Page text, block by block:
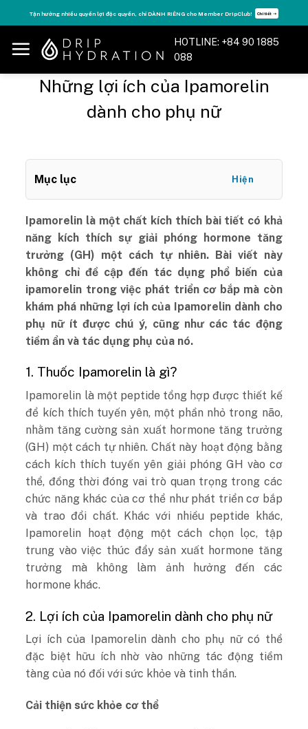
to
content
Tăng năng lượng - sống đỉnh cao với thẻ Vitamin Drip Membership. Xem ngay ➝
HOTLINE: +84 90 1885
088
Những lợi ích của Ipamorelin
dành cho phụ nữ
Mục lục Hiện
Ipamorelin là một chất kích thích bài tiết có khả
năng kích thích sự giải phóng hormone tăng
trưởng (GH) một cách tự nhiên. Bài viết này
không chỉ đề cập đến tác dụng phổ biến của
ipamorelin trong việc phát triển cơ bắp mà còn
khám phá những lợi ích của Ipamorelin dành cho
phụ nữ ít được chú ý, cũng như các tác động
tiềm ẩn và tác dụng phụ của nó.
1. Thuốc Ipamorelin là gì?
Ipamorelin là một peptide tổng hợp được thiết kế
để kích thích tuyến yên, một phần nhỏ trong não,
nhằm tăng cường sản xuất hormone tăng trưởng
(GH) một cách tự nhiên. Chất này hoạt động bằng
cách kích thích tuyến yên giải phóng GH vào cơ
thể, đồng thời đóng vai trò quan trọng trong các
chức năng khác của cơ thể như phát triển cơ bắp
và trao đổi chất. Khác với nhiều peptide khác,
Ipamorelin hoạt động một cách chọn lọc, tập
trung vào việc thúc đẩy sản xuất hormone tăng
trưởng mà không làm ảnh hưởng đến các
hormone khác.
2. Lợi ích của Ipamorelin dành cho phụ nữ
Lợi ích của Ipamorelin dành cho phụ nữ có thể
đặc biệt hữu ích nhờ vào những tác động tiềm
tàng của nó đối với sức khỏe và tinh thần.
Cải thiện sức khỏe cơ thể